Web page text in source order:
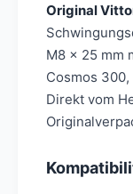
Original
M8 x 25 mm
Cosmos
Direkt vom